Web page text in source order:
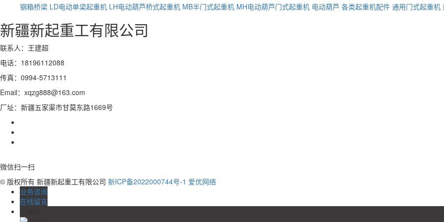
钢箱桥梁 LD电动单梁起重机 LH电动葫芦桥式起重机 MB半门式起重机 MH电动葫芦门式起重机 电动葫芦 各类起重机配件 通用门式起重机
新疆新起重工有限公司
联系人：王建超
电话：18196112088
传真：0994-5713111
Email：xqzg888@163.com
厂址：新疆五家渠市甘莫东路1669号
微信扫一扫
© 版权所有 新疆新起重工有限公司 新ICP备2022000744号-1 爱优网络
业务咨询
在线留言